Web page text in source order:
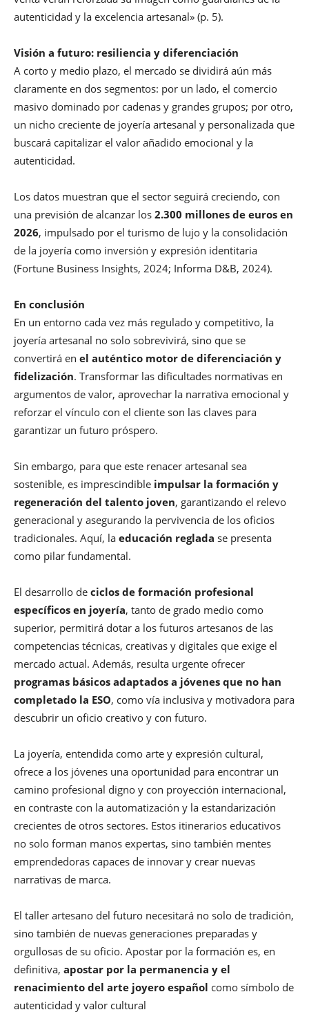
autenticidad y la excelencia artesanal» (p. 5).
Visión a futuro: resiliencia y diferenciación
A corto y medio plazo, el mercado se dividirá aún más
claramente en dos segmentos: por un lado, el comercio
masivo dominado por cadenas y grandes grupos; por otro,
un nicho creciente de joyería artesanal y personalizada que
buscará capitalizar el valor añadido emocional y la
autenticidad.
Los datos muestran que el sector seguirá creciendo, con
una previsión de alcanzar los 2.300 millones de euros en
2026, impulsado por el turismo de lujo y la consolidación
de la joyería como inversión y expresión identitaria
(Fortune Business Insights, 2024; Informa D&B, 2024).
En conclusión
En un entorno cada vez más regulado y competitivo, la
joyería artesanal no solo sobrevivirá, sino que se
convertirá en el auténtico motor de diferenciación y
fidelización. Transformar las dificultades normativas en
argumentos de valor, aprovechar la narrativa emocional y
reforzar el vínculo con el cliente son las claves para
garantizar un futuro próspero.
Sin embargo, para que este renacer artesanal sea
sostenible, es imprescindible impulsar la formación y
regeneración del talento joven, garantizando el relevo
generacional y asegurando la pervivencia de los oficios
tradicionales. Aquí, la educación reglada se presenta
como pilar fundamental.
El desarrollo de ciclos de formación profesional
específicos en joyería, tanto de grado medio como
superior, permitirá dotar a los futuros artesanos de las
competencias técnicas, creativas y digitales que exige el
mercado actual. Además, resulta urgente ofrecer
programas básicos adaptados a jóvenes que no han
completado la ESO, como vía inclusiva y motivadora para
descubrir un oficio creativo y con futuro.
La joyería, entendida como arte y expresión cultural,
ofrece a los jóvenes una oportunidad para encontrar un
camino profesional digno y con proyección internacional,
en contraste con la automatización y la estandarización
crecientes de otros sectores. Estos itinerarios educativos
no solo forman manos expertas, sino también mentes
emprendedoras capaces de innovar y crear nuevas
narrativas de marca.
El taller artesano del futuro necesitará no solo de tradición,
sino también de nuevas generaciones preparadas y
orgullosas de su oficio. Apostar por la formación es, en
definitiva, apostar por la permanencia y el
renacimiento del arte joyero español como símbolo de
autenticidad y valor cultural